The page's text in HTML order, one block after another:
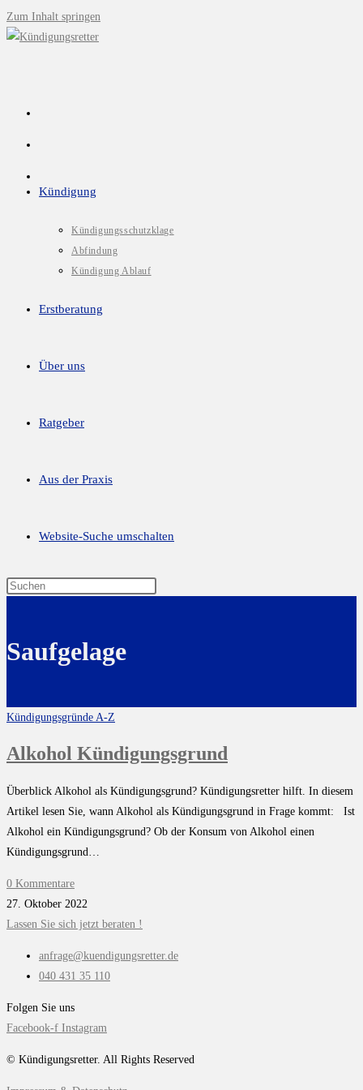
Zum Inhalt springen
Kündigung
Kündigungsschutzklage
Abfindung
Kündigung Ablauf
Erstberatung
Über uns
Ratgeber
Aus der Praxis
Website-Suche umschalten
Saufgelage
Kündigungsgründe A-Z
Alkohol Kündigungsgrund
Überblick Alkohol als Kündigungsgrund? Kündigungsretter hilft. In diesem
Artikel lesen Sie, wann Alkohol als Kündigungsgrund in Frage kommt: Ist
Alkohol ein Kündigungsgrund? Ob der Konsum von Alkohol einen
Kündigungsgrund…
0 Kommentare
27. Oktober 2022
Lassen Sie sich jetzt beraten !
anfrage@kuendigungsretter.de
040 431 35 110
Folgen Sie uns
Facebook-f Instagram
© Kündigungsretter. All Rights Reserved